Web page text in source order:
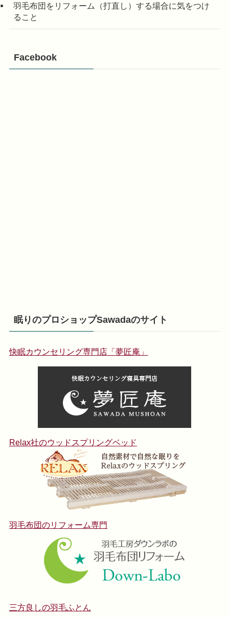
羽毛布団をリフォーム（打直し）する場合に気をつけ
ること
Facebook
眠りのプロショップSawadaのサイト
快眠カウンセリング専門店「夢匠庵」
Relax社のウッドスプリングベッド
羽毛布団のリフォーム専門
三方良しの羽毛ふとん